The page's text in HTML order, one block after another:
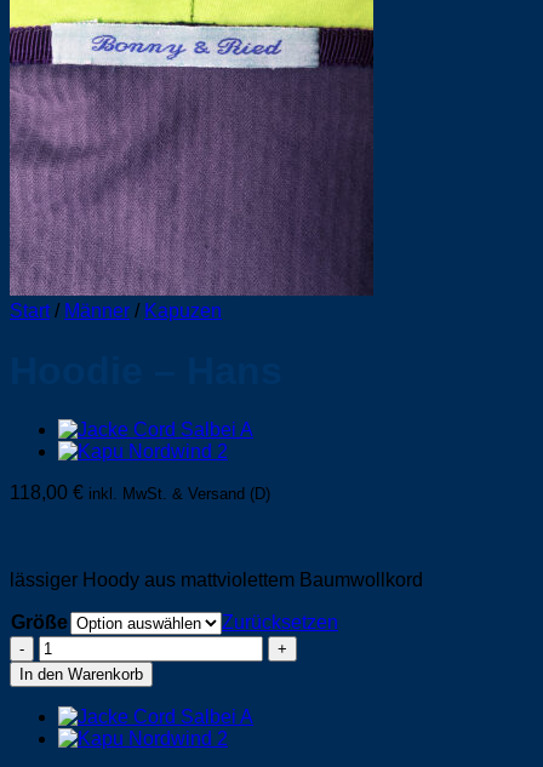
Start / Männer / Kapuzen
118,00 € inkl. MwSt. & Versand (D)
lässiger Hoody aus mattviolettem Baumwollkord
Größe
Zurücksetzen
Hoodie
-
Hans
Menge
In den Warenkorb